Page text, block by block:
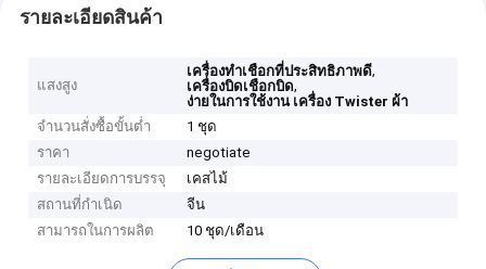
รายละเอียดสินค้า
แสงสูง
เครื่องทําเชือกที่ประสิทธิภาพดี,
เครื่องบิดเชือกบิด,
ง่ายในการใช้งาน เครื่อง Twister ผ้า
จำนวนสั่งซื้อขั้นต่ำ
1 ชุด
ราคา
negotiate
รายละเอียดการบรรจุ
เคสไม้
สถานที่กำเนิด
จีน
สามารถในการผลิต
10 ชุด/เดือน